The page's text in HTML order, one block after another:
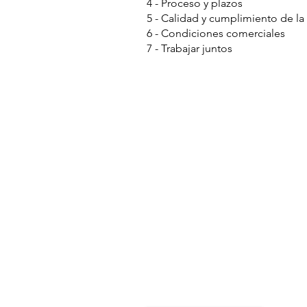
4 - Proceso y plazos
5 - Calidad y cumplimiento de
6 - Condiciones comerciales
7 - Trabajar juntos